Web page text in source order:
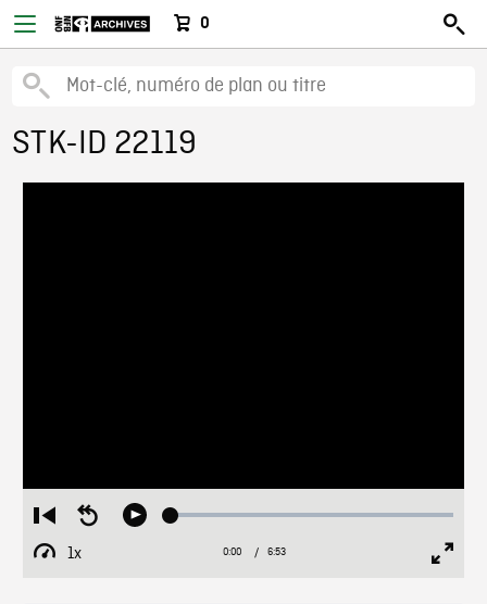
0
STK-ID 22119
Restart
from
beginning
Seek
Play Loaded:
1x
Playback
Current
0:00 / Duration
6:53